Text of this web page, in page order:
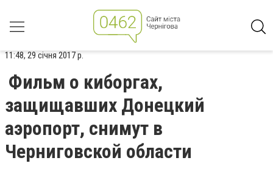
11:48, 29 січня 2017 р.
Фильм о киборгах,
защищавших Донецкий
аэропорт, снимут в
Черниговской области